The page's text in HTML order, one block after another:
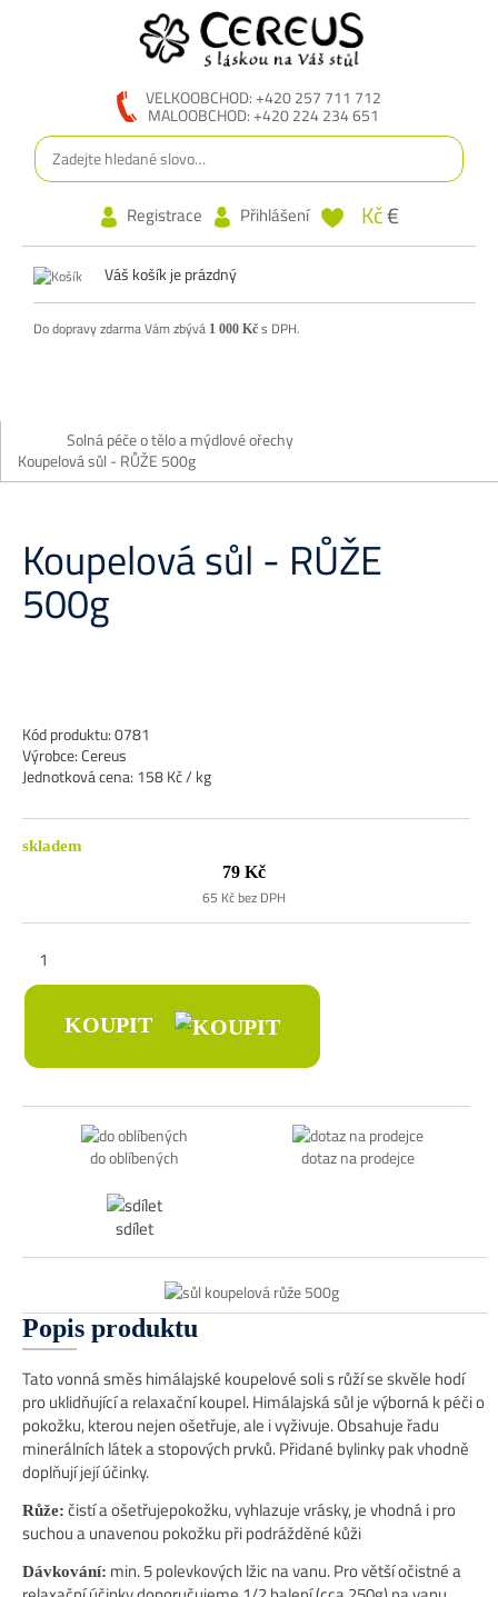
VELKOOBCHOD: +420 257 711 712
MALOOBCHOD: +420 224 234 651
Registrace Přihlášení Kč€
Váš košík je prázdný
Do dopravy zdarma Vám zbývá 1 000 Kč s DPH.
Solná péče o tělo a mýdlové ořechy
Koupelová sůl - RŮŽE 500g
Koupelová sůl - RŮŽE
500g
Kód produktu: 0781
Výrobce: Cereus
Jednotková cena: 158 Kč / kg
skladem
79 Kč
65 Kč bez DPH
KOUPIT
do oblíbených dotaz na prodejce
sdílet
Popis produktu
Tato vonná směs himálajské koupelové soli s růží se skvěle hodí
pro uklidňující a relaxační koupel. Himálajská sůl je výborná k péči o
pokožku, kterou nejen ošetřuje, ale i vyživuje. Obsahuje řadu
minerálních látek a stopových prvků. Přidané bylinky pak vhodně
doplňují její účinky.
Růže: čistí a ošetřujepokožku, vyhlazuje vrásky, je vhodná i pro
suchou a unavenou pokožku při podrážděné kůži
Dávkování: min. 5 polevkových lžic na vanu. Pro větší očistné a